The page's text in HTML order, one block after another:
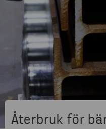
Återbruk för